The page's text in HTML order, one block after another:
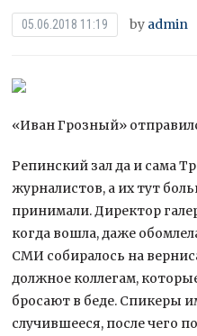
05.06.2018 11:19 by admin
«Иван Грозный»
Репинский зал да и сама
журналистов, а их тут
принимали. Директор
когда вошла, даже
СМИ собиралось на
должное коллегам,
бросают в беде. Спикеры
случившееся, после чего